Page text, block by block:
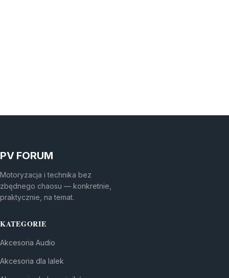
PV FORUM
Motoryzacja i technika bez
zbędnego chaosu — konkretnie,
praktycznie, na temat.
KATEGORIE
Akcesoria Audio
Akcesoria dla lalek